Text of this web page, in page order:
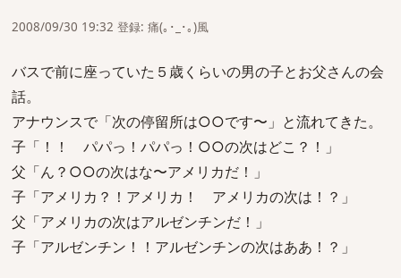
2008/09/30 19:32 登録: 痛(｡･_･｡)風
バスで前に座っていた５歳くらいの男の子とお父さんの会
話。
アナウンスで「次の停留所は○○です〜」と流れてきた。
子「！！ パパっ！パパっ！○○の次はどこ？！」
父「ん？○○の次はな〜アメリカだ！」
子「アメリカ？！アメリカ！ アメリカの次は！？」
父「アメリカの次はアルゼンチンだ！」
子「アルゼンチン！！アルゼンチンの次はああ！？」